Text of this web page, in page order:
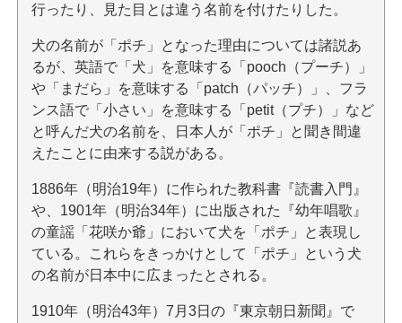
行ったり、見た目とは違う名前を付けたりした。
犬の名前が「ポチ」となった理由については諸説あ
るが、英語で「犬」を意味する「pooch（プーチ）」
や「まだら」を意味する「patch（パッチ）」、フラ
ンス語で「小さい」を意味する「petit（プチ）」など
と呼んだ犬の名前を、日本人が「ポチ」と聞き間違
えたことに由来する説がある。
1886年（明治19年）に作られた教科書『読書入門』
や、1901年（明治34年）に出版された『幼年唱歌』
の童謡「花咲か爺」において犬を「ポチ」と表現し
ている。これらをきっかけとして「ポチ」という犬
の名前が日本中に広まったとされる。
1910年（明治43年）7月3日の『東京朝日新聞』で